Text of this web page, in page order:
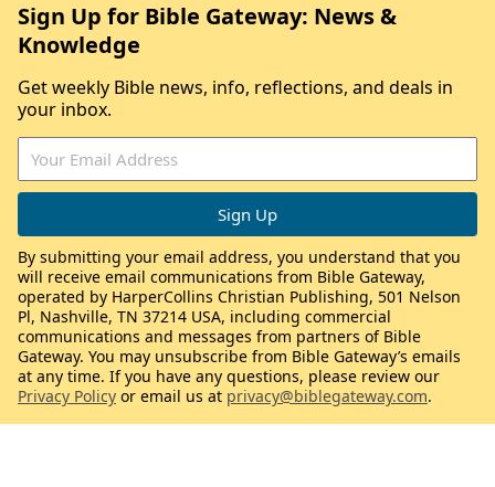
Sign Up for Bible Gateway: News &
Knowledge
Get weekly Bible news, info, reflections, and deals in
your inbox.
By submitting your email address, you understand that you
will receive email communications from Bible Gateway,
operated by HarperCollins Christian Publishing, 501 Nelson
Pl, Nashville, TN 37214 USA, including commercial
communications and messages from partners of Bible
Gateway. You may unsubscribe from Bible Gateway’s emails
at any time. If you have any questions, please review our
Privacy Policy or email us at privacy@biblegateway.com.